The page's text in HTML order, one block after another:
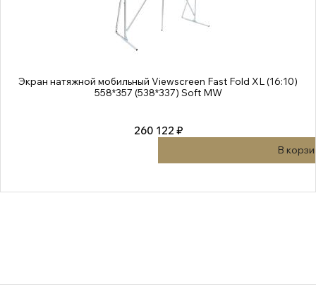
Экран натяжной мобильный Viewscreen Fast Fold XL (16:10)
558*357 (538*337) Soft MW
260 122 ₽
В